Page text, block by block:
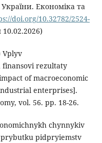
Економіка та
doi.org/10.32782/2524-
Vplyv
rezultaty
of macroeconomic
enterprises].
vol. 56. pp. 18-26.
chynnykiv
pidpryiemstv